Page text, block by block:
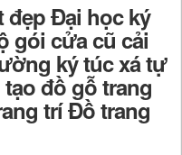
đẹp Đại học ký
gói cửa cũ cải
ký túc xá tự
đồ gỗ trang
trí Đồ trang